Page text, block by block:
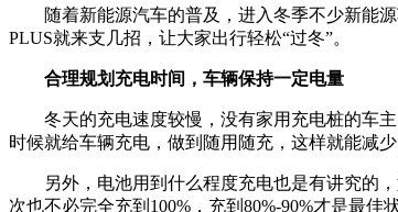
随着新能源汽车的普及，进入冬季不少新能源
PLUS就来支几招，让大家出行轻松“过冬”。
合理规划充电时间，车辆保持一定电量
冬天的充电速度较慢，没有家用充电桩的车主
时候就给车辆充电，做到随用随充，这样就能减
另外，电池用到什么程度充电也是有讲究的，
次也不必完全充到100%，充到80%-90%才是最佳